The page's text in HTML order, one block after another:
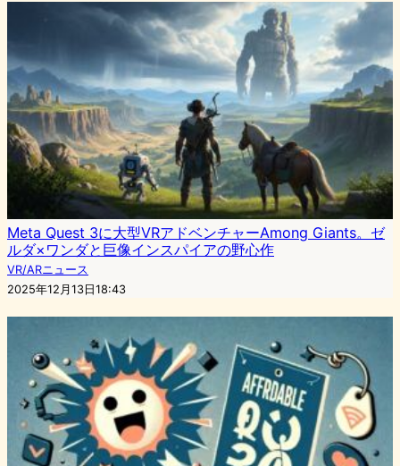
Meta Quest 3に大型VRアドベンチャーAmong Giants。ゼ
ルダ×ワンダと巨像インスパイアの野心作
VR/ARニュース
2025年12月13日18:43